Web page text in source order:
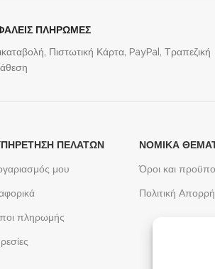
ΠΛΗΡΩΜΕΣ
Πιστωτική Κάρτα, PayPal, Τραπεζική
ΠΕΛΑΤΏΝ
μου
πληρωμής
ΝΟΜΙΚΆ
Όροι και
Πολιτική